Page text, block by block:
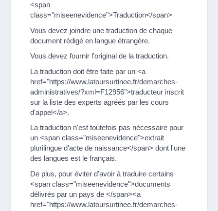
<span
class="miseenevidence">Traduction</span>
Vous devez joindre une traduction de chaque
document rédigé en langue étrangère.
Vous devez fournir l'original de la traduction.
La traduction doit être faite par un <a
href="https://www.latoursurtinee.fr/demarches-
administratives/?xml=F12956">traducteur inscrit
sur la liste des experts agréés par les cours
d'appel</a>.
La traduction n'est toutefois pas nécessaire pour
un <span class="miseenevidence">extrait
plurilingue d'acte de naissance</span> dont l'une
des langues est le français.
De plus, pour éviter d'avoir à traduire certains
<span class="miseenevidence">documents
délivrés par un pays de </span><a
href="https://www.latoursurtinee.fr/demarches-